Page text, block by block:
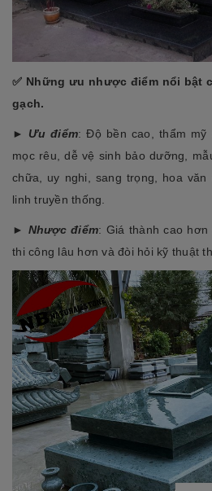
✅ Những ưu nhược điểm nổi bật
gạch.
► Ưu điểm: Độ bền cao, thẩm mỹ
mọc rêu, dễ vệ sinh bảo dưỡng,
chữa, uy nghi, sang trọng, hoa
linh truyền thống.
► Nhược điểm: Giá thành cao
thi công lâu hơn và đòi hỏi kỹ thuật